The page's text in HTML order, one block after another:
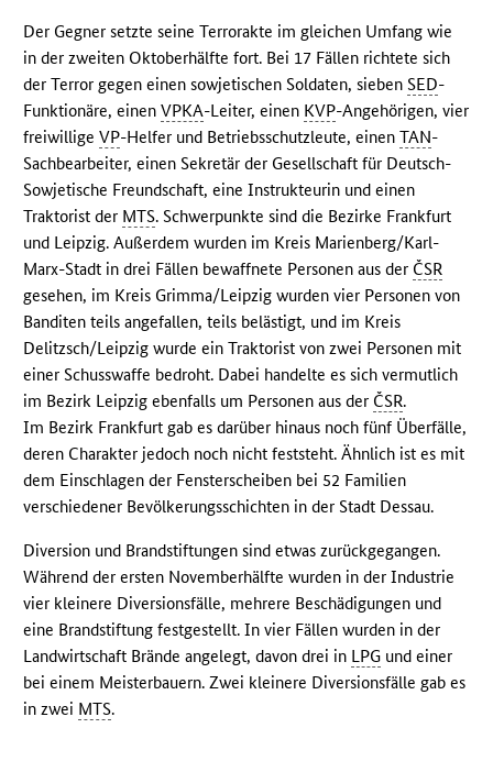
Der Gegner setzte seine Terrorakte im gleichen Umfang wie
in der zweiten Oktoberhälfte fort. Bei 17 Fällen richtete sich
der Terror gegen einen sowjetischen Soldaten, siebenSED-
Funktionäre, einenVPKA-Leiter, einen KVP-Angehörigen, vier
freiwilligeVP-Helfer und Betriebsschutzleute, einenTAN-
Sachbearbeiter, einen Sekretär der Gesellschaft für Deutsch-
Sowjetische Freundschaft, eine Instrukteurin und einen
Traktorist der MTS. Schwerpunkte sind die Bezirke Frankfurt
und Leipzig. Außerdem wurden im Kreis Marienberg/Karl-
Marx-Stadt in drei Fällen bewaffnete Personen aus der ČSR
gesehen, im Kreis Grimma/Leipzig wurden vier Personen von
Banditen teils angefallen, teils belästigt, und im Kreis
Delitzsch/Leipzig wurde ein Traktorist von zwei Personen mit
einer Schusswaffe bedroht. Dabei handelte es sich vermutlich
im Bezirk Leipzig ebenfalls um Personen aus der ČSR.
Im Bezirk Frankfurt gab es darüber hinaus noch fünf Überfälle,
deren Charakter jedoch noch nicht feststeht. Ähnlich ist es mit
dem Einschlagen der Fensterscheiben bei 52 Familien
verschiedener Bevölkerungsschichten in der Stadt Dessau.
Diversion und Brandstiftungen sind etwas zurückgegangen.
Während der ersten Novemberhälfte wurden in der Industrie
vier kleinere Diversionsfälle, mehrere Beschädigungen und
eine Brandstiftung festgestellt. In vier Fällen wurden in der
Landwirtschaft Brände angelegt, davon drei in LPG und einer
bei einem Meisterbauern. Zwei kleinere Diversionsfälle gab es
in zwei MTS.